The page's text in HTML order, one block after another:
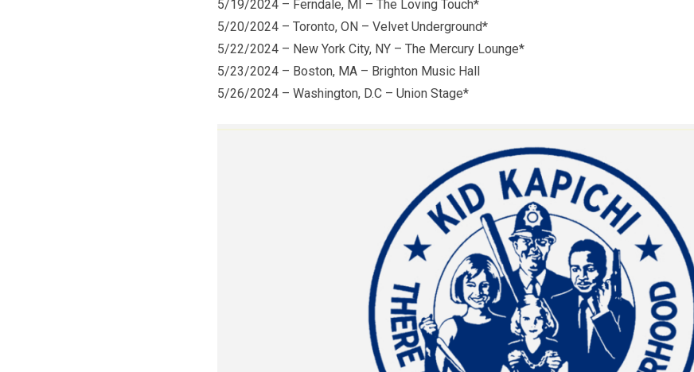
5/19/2024 – Ferndale, MI – The Loving Touch*
5/20/2024 – Toronto, ON – Velvet Underground*
5/22/2024 – New York City, NY – The Mercury Lounge*
5/23/2024 – Boston, MA – Brighton Music Hall
5/26/2024 – Washington, D.C – Union Stage*